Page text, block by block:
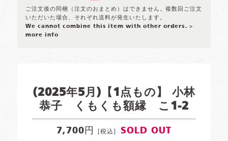
ご注文後の同梱（注文のおまとめ）はできません。複数回ご注文
いただいた場合、それぞれ送料が発生いたします。
We cannot combine this item with other orders. >
more info
(2025年5月)【1点もの】 小林
恭子 くもくも額縁 こ1-2
7,700円 [税込] SOLD OUT